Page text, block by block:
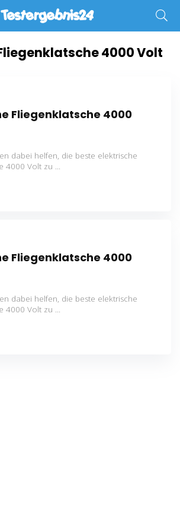
4000 Volt
Fliegenklatsche 4000
dabei helfen, die beste elektrische
4000 Volt zu ...
Fliegenklatsche 4000
dabei helfen, die beste elektrische
4000 Volt zu ...